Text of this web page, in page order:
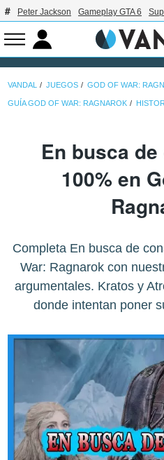
Peter Jackson Gameplay GTA 6
VANDAL JUEGOS GOD OF WAR:
GUÍA GOD OF WAR: RAGNAROK
En busca
100% en
Completa En busca de
War: Ragnarok con
argumentales. Kratos y
donde intentan poner